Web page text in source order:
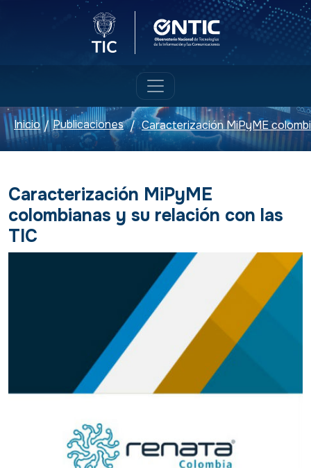
Logo del Ministerio TICLogo ONTIC
Inicio / Publicaciones /
Caracterización MiPyME
colombianas y su relación con las
TIC